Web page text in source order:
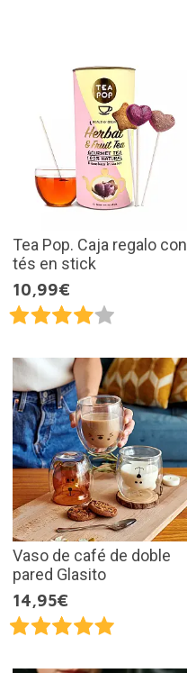
Tea Pop. Caja regalo con
tés en stick
10,99€
Vaso de café de doble
pared Glasito
14,95€